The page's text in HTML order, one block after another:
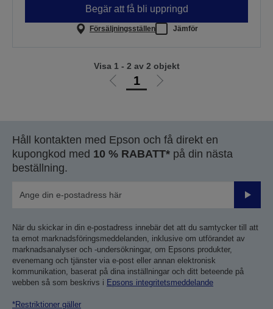
Begär att få bli uppringd
Försäljningsställen Jämför
Gå
1
Gå
Visa 1 - 2 av 2 objekt
Håll kontakten med Epson och få direkt en
kupongkod med 10 % RABATT* på din nästa
beställning.
Skicka
När du skickar in din e-postadress innebär det att du samtycker till att
ta emot marknadsföringsmeddelanden, inklusive om utförandet av
marknadsanalyser och -undersökningar, om Epsons produkter,
evenemang och tjänster via e-post eller annan elektronisk
kommunikation, baserat på dina inställningar och ditt beteende på
webben så som beskrivs i Epsons integritetsmeddelande
*Restriktioner gäller